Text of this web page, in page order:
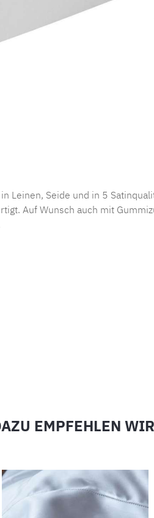
Leinen, Seide und in 5
Auf Wunsch auch mit
EMPFEHLEN